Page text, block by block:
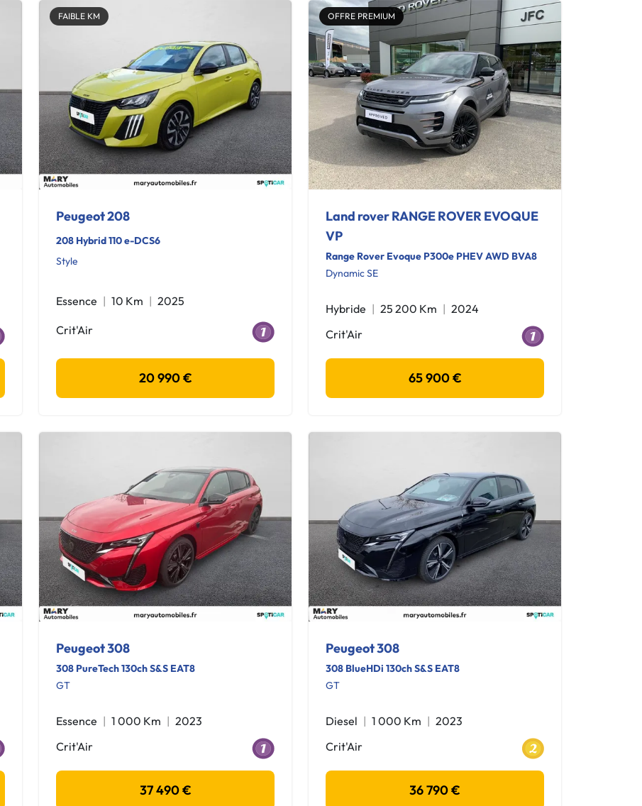
FAIBLE KM
Peugeot 208
208 Hybrid 110 e-DCS6
Style
Essence 10 Km 2025
Crit'Air
20 990 €
OFFRE PREMIUM
Land rover RANGE ROVER EVOQUE
VP
Range Rover Evoque P300e PHEV AWD BVA8
Dynamic SE
Hybride 25 200 Km
2024
Crit'Air
65 900 €
Peugeot 308
308 PureTech 130ch S&S EAT8
GT
Essence 1 000 Km
2023
Crit'Air
37 490 €
Peugeot 308
308 BlueHDi 130ch S&S EAT8
GT
Diesel 1 000 Km
2023
Crit'Air
36 790 €